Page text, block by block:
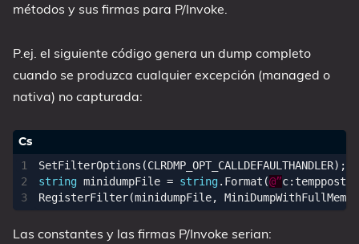
métodos y sus firmas para P/Invoke.
P.ej. el siguiente código genera un dump completo
cuando se produzca cualquier excepción (managed o
nativa) no capturada:
SetFilterOptions (CLRDMP_OPT_CALLDEFAULTHANDLER);
string minidumpFile = string. Format (@”c:
RegisterFilter(minidumpFile,
Las constantes y las firmas P/Invoke serian: